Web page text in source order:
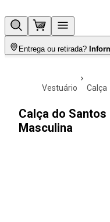
Entrega ou retirada?
vestuário calça
Calça do Santos
Masculina